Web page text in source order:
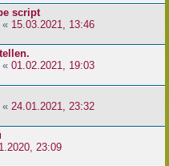
script
« 15.03.2021, 13:46
« 01.02.2021, 19:03
« 24.01.2021, 23:32
23:09